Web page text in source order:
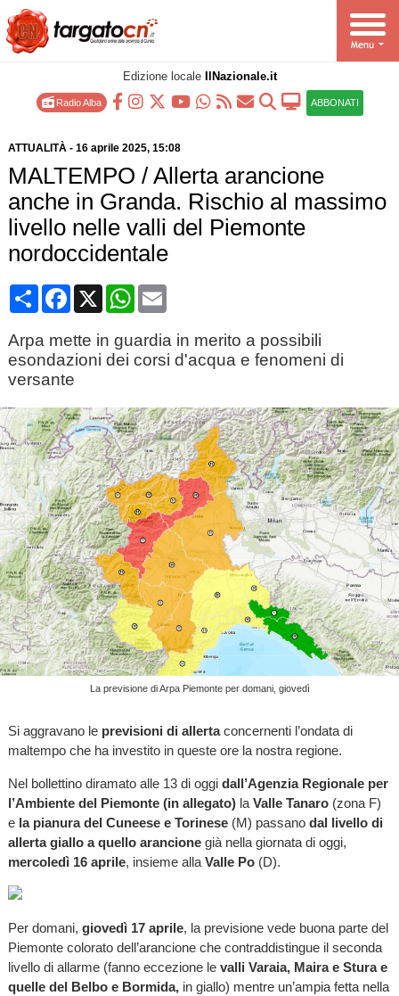
Edizione locale IlNazionale.it
Radio Alba ABBONATI
ATTUALITÀ- 16 aprile 2025, 15:08
MALTEMPO / Allerta arancione
anche in Granda. Rischio al massimo
livello nelle valli del Piemonte
nordoccidentale
CondividiFacebook
X WhatsApp
Email
Arpa mette in guardia in merito a possibili
esondazioni dei corsi d'acqua e fenomeni di
versante
La previsione di Arpa Piemonte per domani, giovedì
Si aggravano le previsioni di allertaconcernenti l’ondata di
maltempo che ha investito in queste ore la nostra regione.
Nel bollettino diramato alle 13 di oggi dall’Agenzia Regionale per
l’Ambiente del Piemonte (in allegato)la Valle Tanaro(zona F)
e la pianura del Cuneese e Torinese(M) passano dal livello di
allerta giallo a quello arancione già nella giornata di oggi,
mercoledì 16 aprile, insieme alla Valle Po(D).
Per domani, giovedì 17 aprile, la previsione vede buona parte del
Piemonte colorato dell’arancione che contraddistingue il seconda
livello di allarme (fanno eccezione le valli Varaia, Maira e Stura e
quelle del Belbo e Bormida, in giallo) mentre un’ampia fetta nella